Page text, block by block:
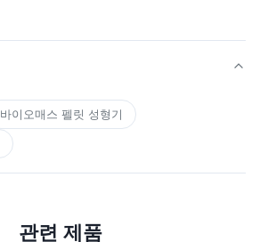
바이오매스 펠릿 성형기
관련 제품